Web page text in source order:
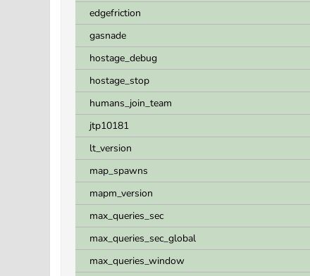
edgefriction
gasnade
hostage_debug
hostage_stop
humans_join_team
jtp10181
lt_version
map_spawns
mapm_version
max_queries_sec
max_queries_sec_global
max_queries_window